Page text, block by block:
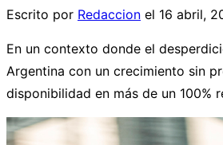
Escrito por Redaccion el 16 abril,
En un contexto donde el
Argentina con un crecimiento sin
disponibilidad en más de un 100%